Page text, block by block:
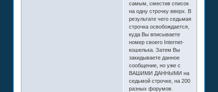
самым, сместив список
на одну строчку вверх. В
результате чего седьмая
строчка освобождается,
куда Вы вписываете
номер своего Internet-
кошелька. Затем Вы
закидываете данное
сообщение, но уже с
ВАШИМИ ДАННЫМИ на
седьмой строчке, на 200
разных форумов.